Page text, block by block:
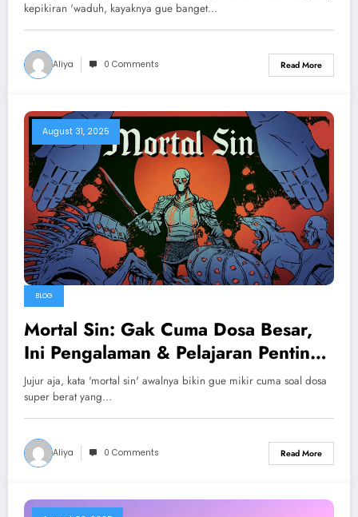
kepikiran 'waduh, kayaknya gue banget…
Aliya 0 Comments Read More
August 31, 2025
BLOG
Mortal Sin: Gak Cuma Dosa Besar,
Ini Pengalaman & Pelajaran Penting
Buat Hidup
Jujur aja, kata 'mortal sin' awalnya bikin gue mikir cuma soal dosa
super berat yang…
Aliya 0 Comments Read More